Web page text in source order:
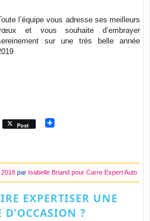
l’équipe vous adresse ses meilleurs
et vous souhaite d’embrayer
sur une très belle année
Post
2018 par Isabelle Briand pour Carre Expert Auto
EXPERTISER UNE
D’OCCASION ?